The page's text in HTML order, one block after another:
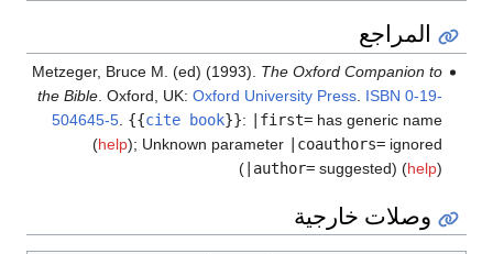
المراجع
Metzeger, Bruce M. (ed) (1993). The Oxford Companion to
the Bible. Oxford, UK: Oxford University Press. ISBN 0-19-
504645-5. {{cite book}}: |first=has generic name
(help); Unknown parameter |coauthors=ignored
(|author=suggested) (help)
وصلات خارجية